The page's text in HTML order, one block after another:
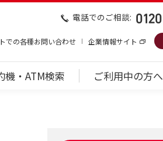
電話でのご相談:
での各種お問い合わせ 企業情報サイト
機・ATM検索 ご利用中の方へ